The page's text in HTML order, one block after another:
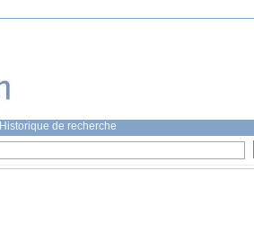
Historique de recherche